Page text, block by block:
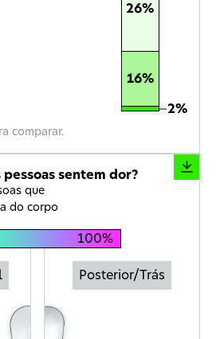
26%
16%
2%
comparar.
sentem dor?
que
do corpo
100%
Posterior/Trás